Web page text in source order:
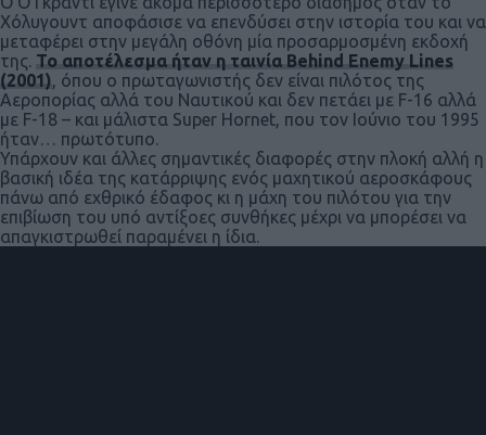
Χόλυγουντ αποφάσισε να επενδύσει στην ιστορία του και να
μεταφέρει στην μεγάλη οθόνη μία προσαρμοσμένη εκδοχή
της. Το αποτέλεσμα ήταν η ταινία Behind Enemy Lines
(2001), όπου ο πρωταγωνιστής δεν είναι πιλότος της
Αεροπορίας αλλά του Ναυτικού και δεν πετάει με F-16 αλλά
με F-18 – και μάλιστα Super Hornet, που τον Ιούνιο του 1995
ήταν… πρωτότυπο.
Υπάρχουν και άλλες σημαντικές διαφορές στην πλοκή αλλή η
βασική ιδέα της κατάρριψης ενός μαχητικού αεροσκάφους
πάνω από εχθρικό έδαφος κι η μάχη του πιλότου για την
επιβίωση του υπό αντίξοες συνθήκες μέχρι να μπορέσει να
απαγκιστρωθεί παραμένει η ίδια.